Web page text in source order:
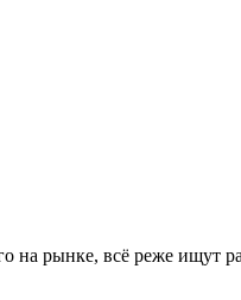
на рынке, всё реже ищут